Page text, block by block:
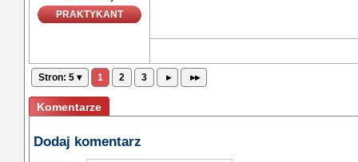
PRAKTYKANT
Stron: 5 ▾ 1 2 3 ▸ ▸▸
Komentarze
Dodaj komentarz